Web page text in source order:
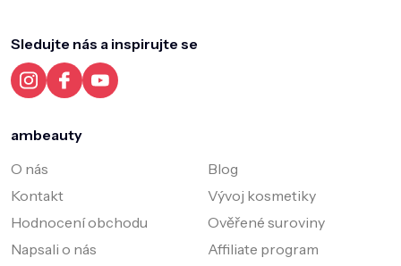
Sledujte nás a inspirujte se
ambeauty
O nás
Kontakt
Hodnocení obchodu
Napsali o nás
Blog
Vývoj kosmetiky
Ověřené suroviny
Affiliate program